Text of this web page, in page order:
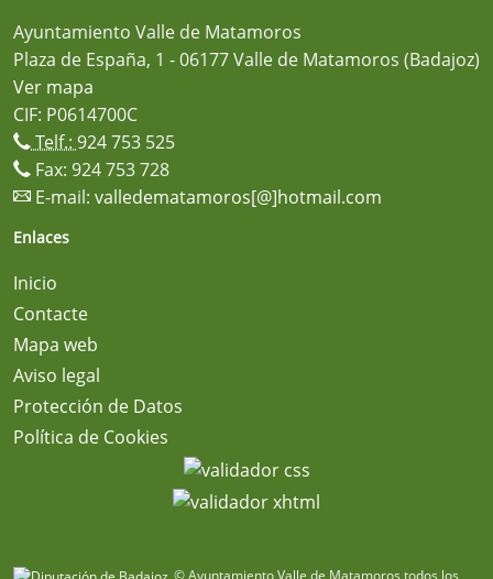
Ayuntamiento Valle de Matamoros
Plaza de España, 1 - 06177 Valle de Matamoros (Badajoz)
Ver mapa
CIF: P0614700C
Telf.: 924 753 525
Fax: 924 753 728
E-mail: valledematamoros[@]hotmail.com
Enlaces
Inicio
Contacte
Mapa web
Aviso legal
Protección de Datos
Política de Cookies